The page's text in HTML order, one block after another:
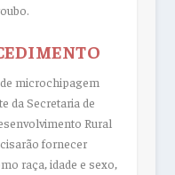
microchipagem
da Secretaria de
Rural
fornecer
raça, idade e sexo,